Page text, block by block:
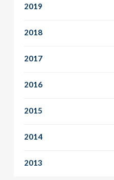
2019
2018
2017
2016
2015
2014
2013